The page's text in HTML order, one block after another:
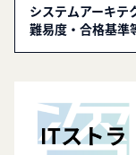
システムアーキテ
難易度・合格基準